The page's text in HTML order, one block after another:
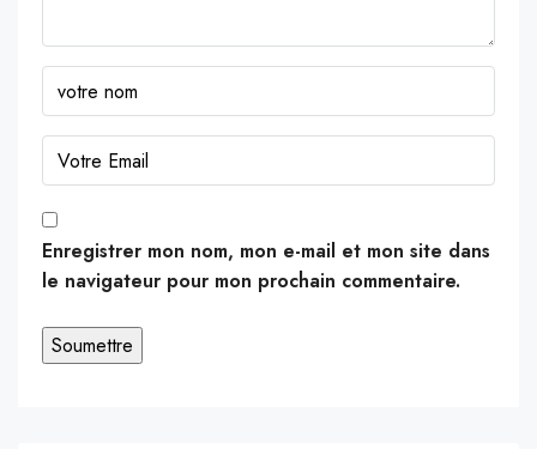
Enregistrer mon nom, mon e-mail et mon site dans
le navigateur pour mon prochain commentaire.